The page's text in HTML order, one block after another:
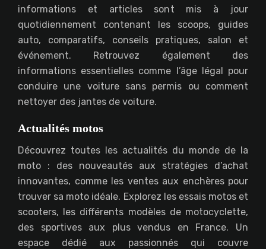
informations et articles sont mis à jour
quotidiennement contenant les scoops, guides
auto, comparatifs, conseils pratiques, salon et
événement. Retrouvez également des
informations essentielles comme l’âge légal pour
conduire une voiture sans permis ou comment
nettoyer des jantes de voiture.
Actualités motos
Découvrez toutes les actualités du monde de la
moto : des nouveautés aux stratégies d’achat
innovantes, comme les ventes aux enchères pour
trouver sa moto idéale. Explorez les essais motos et
scooters, les différents modèles de motocyclette,
des sportives aux plus vendus en France. Un
espace dédié aux passionnés qui couvre